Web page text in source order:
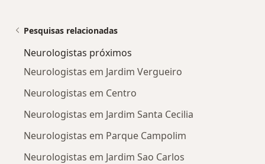
Pesquisas relacionadas
Neurologistas próximos
Neurologistas em Jardim Vergueiro
Neurologistas em Centro
Neurologistas em Jardim Santa Cecilia
Neurologistas em Parque Campolim
Neurologistas em Jardim Sao Carlos